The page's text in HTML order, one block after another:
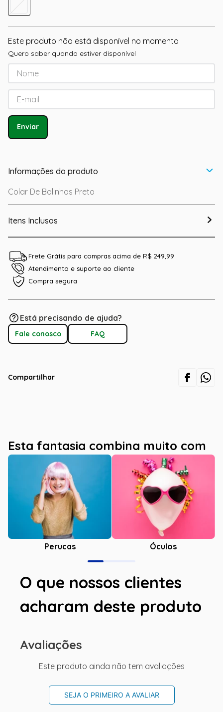
Este produto não está disponível no momento
Quero saber quando estiver disponível
Enviar
Informações do produto
Colar De Bolinhas Preto
Itens Inclusos
Frete Grátis para compras acima de R$ 249,99
Atendimento e suporte ao cliente
Compra segura
Está precisando de ajuda?
Fale conosco FAQ
Compartilhar
Esta fantasia combina muito com
Perucas Óculos
O que nossos clientes
acharam deste produto
Avaliações
Este produto ainda não tem avaliações
SEJA O PRIMEIRO A AVALIAR